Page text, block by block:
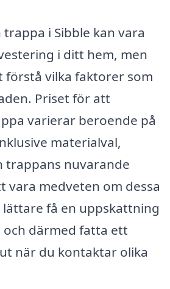
i Sibble kan vara
i ditt hem, men
vilka faktorer som
Priset för att
varierar beroende på
materialval,
trappans nuvarande
vara medveten om dessa
få en uppskattning
därmed fatta ett
när du kontaktar olika